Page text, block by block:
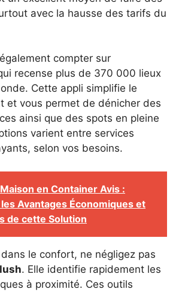
avec la hausse des tarifs du
compter sur
recense plus de 370 000 lieux
Cette appli simplifie le
et vous permet de dénicher des
ainsi que des spots en pleine
varient entre services
selon vos besoins.
Maison en Container Avis :
Avantages Économiques et
de cette Solution
le confort, ne négligez pas
. Elle identifie rapidement les
à proximité. Ces outils